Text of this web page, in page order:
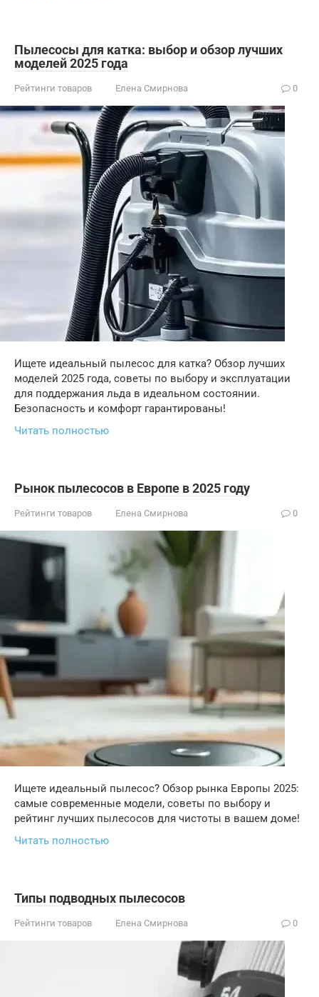
Пылесосы для катка: выбор и обзор лучших
моделей 2025 года
Рейтинги товаров Елена Смирнова 0
Ищете идеальный пылесос для катка? Обзор лучших
моделей 2025 года, советы по выбору и эксплуатации
для поддержания льда в идеальном состоянии.
Безопасность и комфорт гарантированы!
Читать полностью
Рынок пылесосов в Европе в 2025 году
Рейтинги товаров Елена Смирнова 0
Ищете идеальный пылесос? Обзор рынка Европы 2025:
самые современные модели, советы по выбору и
рейтинг лучших пылесосов для чистоты в вашем доме!
Читать полностью
Типы подводных пылесосов
Рейтинги товаров Елена Смирнова 0